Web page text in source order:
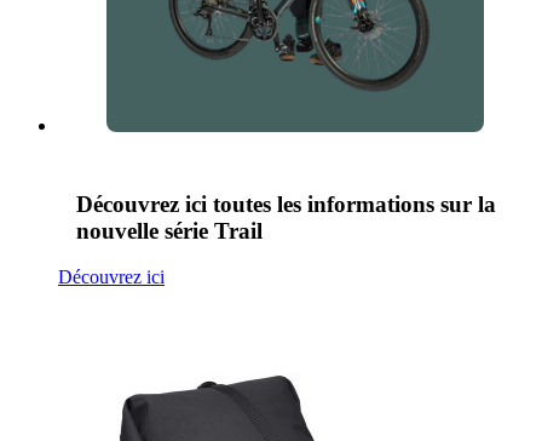
Découvrez ici toutes les informations sur la
nouvelle série Trail
Découvrez ici